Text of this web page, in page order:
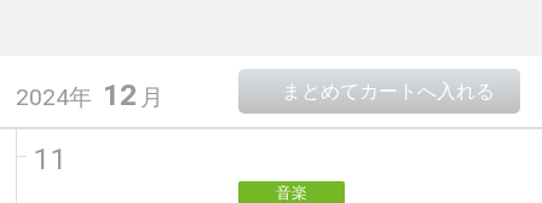
2024年 12 月
11
音楽